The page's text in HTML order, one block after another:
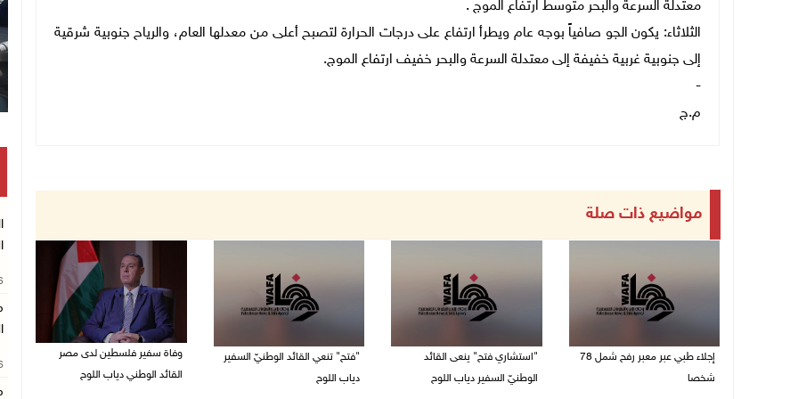
معتدلة السرعة والبحر متوسط ارتفاع الموج .
الثلاثاء: يكون الجو صافياً بوجه عام ويطرأ ارتفاع على درجات الحرارة لتصبح أعلى من معدلها العام، والرياح جنوبية شرقية
إلى جنوبية غربية خفيفة إلى معتدلة السرعة والبحر خفيف ارتفاع الموج.
-
م.ج
مواضيع ذات صلة
إجلاء طبي عبر معبر رفح شمل 78
شخصا
"استشاري فتح" ينعى القائد
الوطنيّ السفير دياب اللوح
"فتح" تنعي القائد الوطنيّ السفير
دياب اللوح
وفاة سفير فلسطين لدى مصر
القائد الوطني دياب اللوح